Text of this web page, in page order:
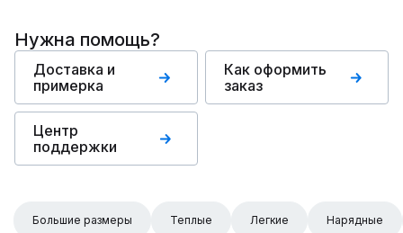
Нужна помощь?
Доставка и
примерка
Как оформить
заказ
Центр
поддержки
Большие размеры Теплые Легкие Нарядные